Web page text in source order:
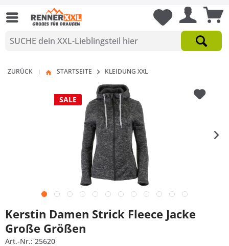
ZURÜCK | STARTSEITE KLEIDUNG XXL
SALE
Kerstin Damen Strick Fleece Jacke
Große Größen
Art.-Nr.: 25620